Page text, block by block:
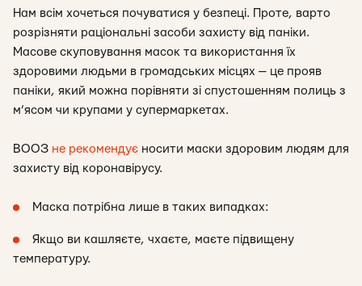
Нам всім хочеться почуватися у безпеці. Проте, варто
розрізняти раціональні засоби захисту від паніки.
Масове скуповування масок та використання їх
здоровими людьми в громадських місцях — це прояв
паніки, який можна порівняти зі спустошенням полиць з
м’ясом чи крупами у супермаркетах.
ВООЗ не рекомендує носити маски здоровим людям для
захисту від коронавірусу.
Маска потрібна лише в таких випадках:
Якщо ви кашляєте, чхаєте, маєте підвищену
температуру.